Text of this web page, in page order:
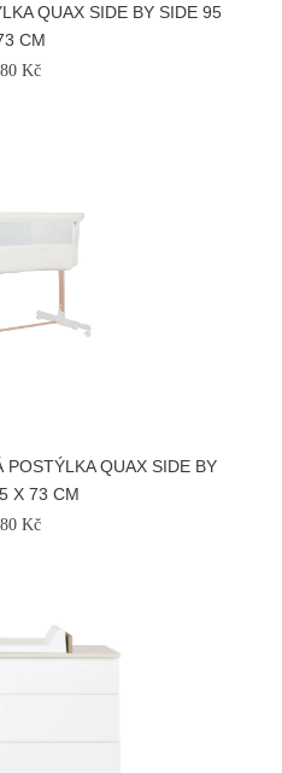
QUAX SIDE BY SIDE 95
CM
Kč
POSTÝLKA QUAX SIDE BY
X 73 CM
Kč